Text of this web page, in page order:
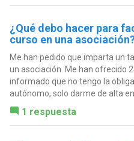
¿Qué debo hacer para
curso en una
Me han pedido que imparta un
un asociación. Me han ofrecido
informado que no tengo la
autónomo, solo darme de alta
1 respuesta